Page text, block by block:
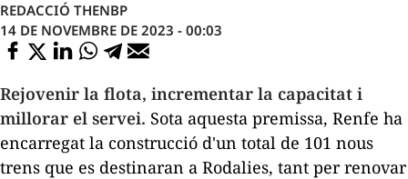
REDACCIÓ THENBP
14 DE NOVEMBRE DE 2023 - 00:03
Rejovenir la flota, incrementar la capacitat i
millorar el servei. Sota aquesta premissa, Renfe ha
encarregat la construcció d'un total de 101 nous
trens que es destinaran a Rodalies, tant per renovar